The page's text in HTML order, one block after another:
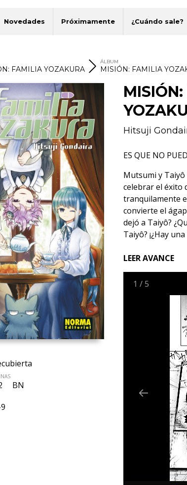
Novedades Próximamente ¿Cuándo sale?
FAMILIA YOZAKURA
ÁLBUM
MISIÓN: FAMILIA
BN
Hitsuji
ES QUE NO
Mutsumi y Taiyô
celebrar el éxito
tranquilamente
convierte el
dejó a Taiyô?
Taiyô? ¡¿Hay
LEER AVANCE
1 / 5